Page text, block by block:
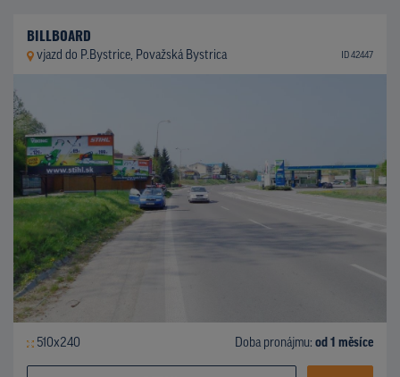
BILLBOARD
vjazd do P.Bystrice, Považská Bystrica ID 42447
510x240 Doba pronájmu: od 1 měsíce